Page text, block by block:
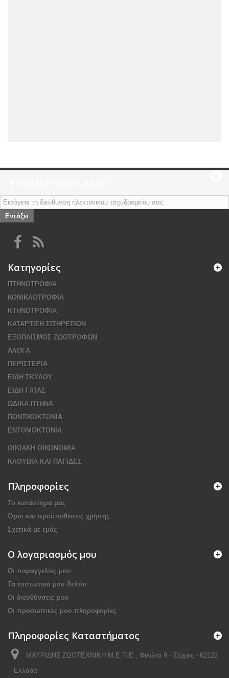
Εντάξει
Κατηγορίες
ΠΤΗΝΟΤΡΟΦΙΑ
ΚΟΝΙΚΛΟΤΡΟΦΙΑ
ΚΤΗΝΟΤΡΟΦΙΑ
ΚΑΤΑΡΤΙΣΗ ΣΙΤΗΡΕΣΙΩΝ
ΕΞΟΠΛΙΣΜΟΣ ΖΩΟΤΡΟΦΩΝ
ΑΛΟΓΑ
ΠΕΡΙΣΤΕΡΙΑ
ΕΙΔΗ ΣΚΥΛΟΥ
ΕΙΔΗ ΓΑΤΑΣ
ΩΔΙΚΑ ΠΤΗΝΑ
ΠΟΝΤΙΚΟΚΤΟΝΙΑ
ΕΝΤΟΜΟΚΤΟΝΙΑ
ΟΙΚΙΑΚΗ ΟΙΚΟΝΟΜΙΑ
ΚΛΟΥΒΙΑ ΚΑΙ ΠΑΓΙΔΕΣ
Πληροφορίες
Το κατάστημα μας
Όροι και προϋποθέσεις χρήσης
Σχετικά με εμάς
Ο λογαριασμός μου
Οι παραγγελίες μου
Τα πιστωτικά μου δελτία
Οι διευθύνσεις μου
Οι προσωπικές μου πληροφορίες
Πληροφορίες Καταστήματος
ΜΑΥΡΙΔΗΣ ΖΩΟΤΕΧΝΙΚΗ Μ.Ε.Π.Ε., Φιλώτα 9 - Σέρρες - 62122
- Ελλάδα